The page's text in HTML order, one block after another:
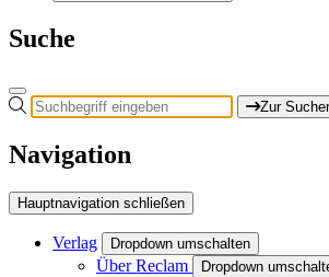
Suche
Zur
Navigation
Hauptnavigation schließen
Verlag Dropdown umschalten
Über Reclam Dropdown